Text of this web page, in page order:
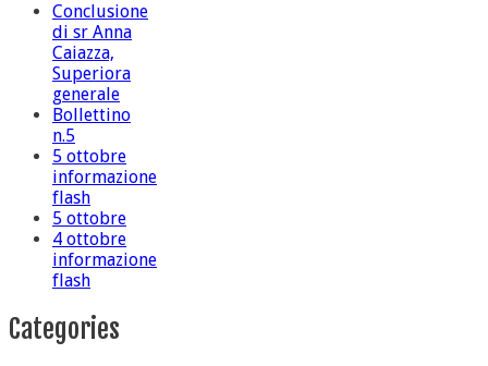
Conclusione
di sr Anna
Caiazza,
Superiora
generale
Bollettino
n.5
5 ottobre
informazione
flash
5 ottobre
4 ottobre
informazione
flash
Categories